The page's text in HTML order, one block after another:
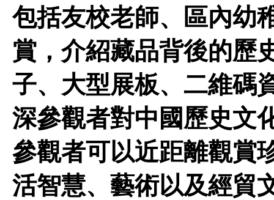
包括友校老師、區內幼
賞，介紹藏品背後的歷
子、大型展板、二維碼
深參觀者對中國歷史文
參觀者可以近距離觀賞
活智慧、藝術以及經貿